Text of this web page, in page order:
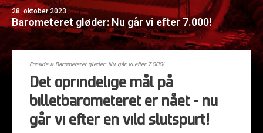
28. oktober 2023
Barometeret gløder: Nu går vi efter 7.000!
Forside»Barometeret gløder: Nu går vi efter 7.000!
Det oprindelige mål på
billetbarometeret er nået – nu
går vi efter en vild slutspurt!